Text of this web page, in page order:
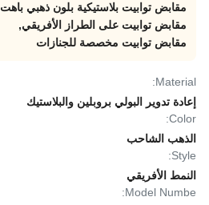
مقابض توابيت بلاستيكية بلون ذهبي باهت
مقابض توابيت على الطراز الأفريقي,
مقابض توابيت مخصصة للجنازات
Material:
إعادة تدوير البولي بروبلين والبلاستيك
Color:
الذهب الشاحب
Style:
النمط الأفريقي
Model Numbe: